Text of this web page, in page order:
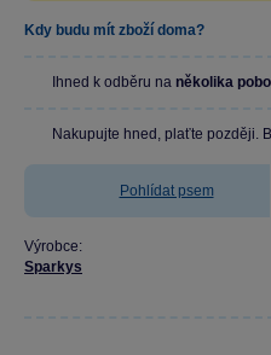
Kdy budu mít zboží doma?
Ihned k odběru na několika
Nakupujte hned, plaťte později.
Pohlídat psem
Výrobce:
Sparkys